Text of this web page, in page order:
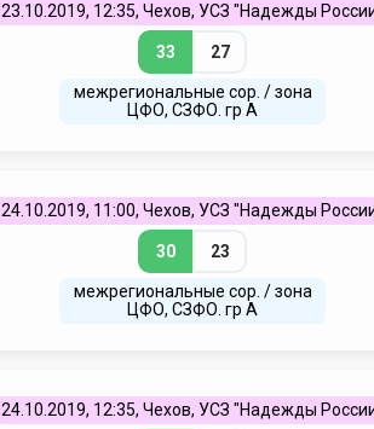
23.10.2019, 12:35, Чехов, УСЗ "Надежды
33 27
межрегиональные сор. / зона
ЦФО, СЗФО. гр А
24.10.2019, 11:00, Чехов, УСЗ "Надежды
30 23
межрегиональные сор. / зона
ЦФО, СЗФО. гр А
24.10.2019, 12:35, Чехов, УСЗ "Надежды